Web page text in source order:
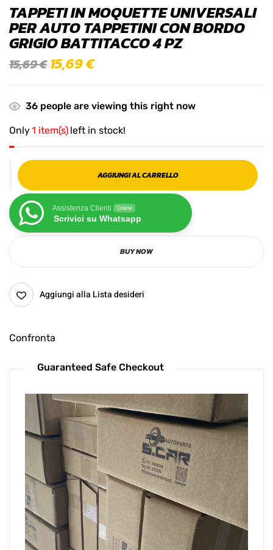
TAPPETI IN MOQUETTE UNIVERSALI
PER AUTO TAPPETINI CON BORDO
GRIGIO BATTITACCO 4 PZ
15,69€ 15,69€
36 people are viewing this right now
Only1 item(s) left in stock!
AGGIUNGI AL CARRELLO
Assistenza Clienti Online
Scrivici su Whatsapp
BUY NOW
Aggiungi alla Lista desideri
Confronta
Guaranteed Safe Checkout